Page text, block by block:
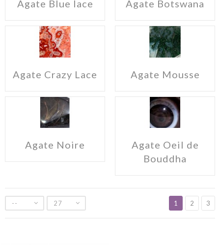
Agate Blue lace Agate Botswana
Agate Crazy Lace Agate Mousse
Agate Noire
Agate Oeil de
Bouddha
-- 27 1 2 3